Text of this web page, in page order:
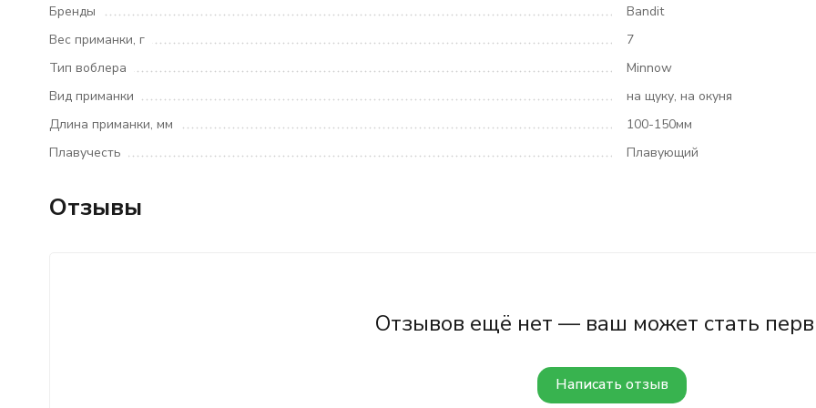
Бренды
Bandit
Вес приманки, г
7
Тип воблера
Minnow
Вид приманки
на щуку, на окуня
Длина приманки, мм
100-150мм
Плавучесть
Плавующий
Отзывы
Отзывов ещё нет — ваш может стать
Написать отзыв